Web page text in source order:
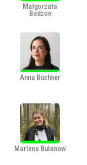
Małgorzata
Bodzon
Anna Buchner
Marlena Bułanow